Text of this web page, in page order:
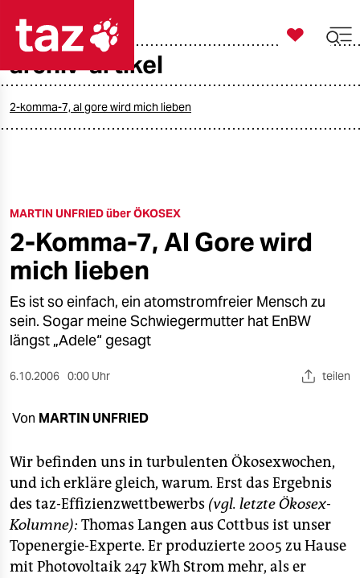
taz zahl ich
öko
gesellschaft
kultur
sport
verlag
verlag
veranstaltungen
shop

taz zahl ich
archiv-artikel
2-komma-7, al gore wird mich lieben
MARTIN UNFRIED über ÖKOSEX
2-Komma-7, Al Gore wird
mich lieben
Es ist so einfach, ein atomstromfreier Mensch zu
sein. Sogar meine Schwiegermutter hat EnBW
längst „Adele“ gesagt
6.10.2006 0:00 Uhr teilen
Von MARTIN UNFRIED
Wir befinden uns in turbulenten Ökosexwochen,
und ich erkläre gleich, warum. Erst das Ergebnis
des taz-Effizienzwettbewerbs (vgl. letzte Ökosex-
Kolumne): Thomas Langen aus Cottbus ist unser
Topenergie-Experte. Er produzierte 2005 zu Hause
mit Photovoltaik 247 kWh Strom mehr, als er